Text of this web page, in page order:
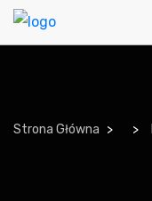
Strona Główna